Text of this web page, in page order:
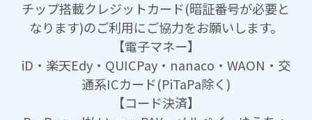
チップ搭載クレジットカード(暗証番号が必要と
なります)のご利用にご協力をお願いします。
【電子マネー】
iD・楽天Edy・QUICPay・nanaco・WAON・交
通系ICカード(PiTaPa除く)
【コード決済】